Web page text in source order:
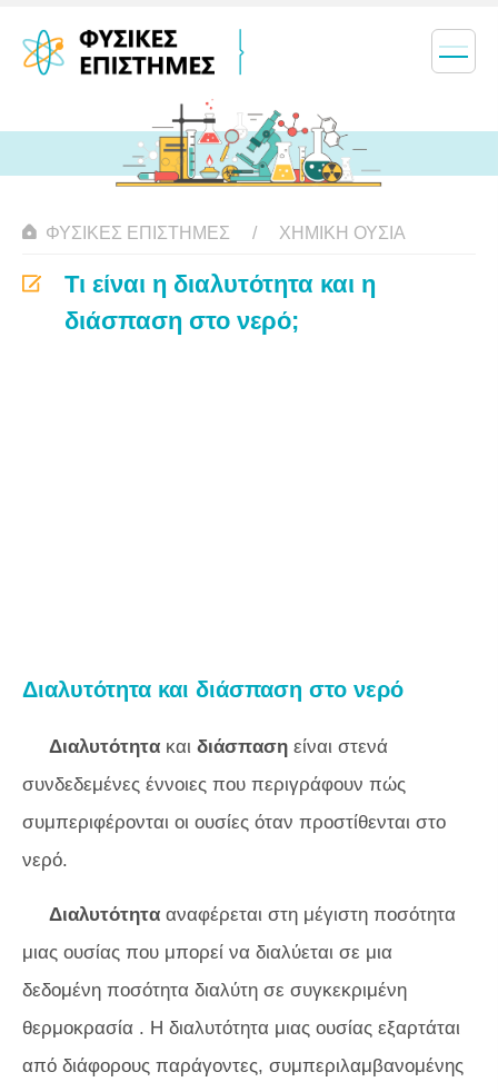
ΦΥΣΙΚΈΣ ΕΠΙΣΤΉΜΕΣ ΧΗΜΙΚΉ ΟΥΣΊΑ
Τι είναι η διαλυτότητα και η
διάσπαση στο νερό;
Διαλυτότητα και διάσπαση στο νερό
Διαλυτότητα και διάσπαση είναι στενά
συνδεδεμένες έννοιες που περιγράφουν πώς
συμπεριφέρονται οι ουσίες όταν προστίθενται στο
νερό.
Διαλυτότητα αναφέρεται στη μέγιστη ποσότητα
μιας ουσίας που μπορεί να διαλύεται σε μια
δεδομένη ποσότητα διαλύτη σε συγκεκριμένη
θερμοκρασία . Η διαλυτότητα μιας ουσίας εξαρτάται
από διάφορους παράγοντες, συμπεριλαμβανομένης